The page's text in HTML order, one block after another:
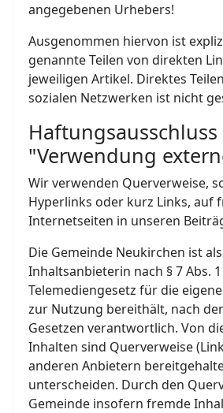
an­ge­ge­be­nen Ur­he­bers!
Ausgenommen hiervon ist
genannte Teilen von direkten
jeweiligen Artikel. Direktes
sozialen Netzwerken ist nicht
Haftungsausschluss
"Verwendung
Wir verwenden Querverweise,
Hyperlinks oder kurz Links, auf
Internetseiten in unseren
Die Gemeinde Neukirchen ist als
Inhaltsanbieterin nach § 7 Abs. 1
Telemediengesetz für die
zur Nutzung bereithält, nach
Gesetzen verantwortlich. Von
Inhalten sind Querverweise
anderen Anbietern
unterscheiden. Durch den
Gemeinde insofern fremde